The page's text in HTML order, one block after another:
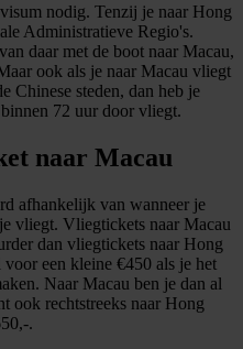
nodig. Tenzij je naar Hong
Administratieve Regio's.
daar met de boot naar Macau,
ook als je naar Macau vliegt
Chinese steden, dan heb je
72 uur door vliegt.
naar Macau
afhankelijk van wanneer je
vliegt. Vliegtickets naar Macau
dan vliegtickets naar Hong
een kleine €450 als je het
Naar Macau ben je dan al
ook rechtstreeks naar Hong
.